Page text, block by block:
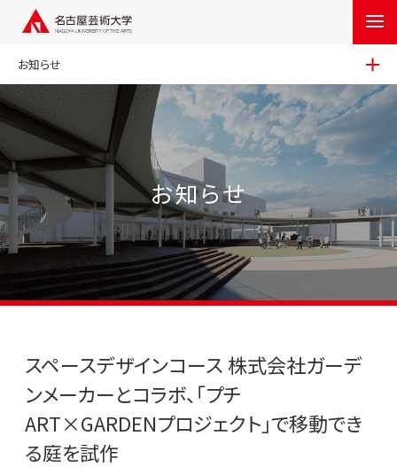
お知らせ
お知らせ
スペースデザインコース 株式会社ガーデ
ンメーカーとコラボ、「プチ
ART×GARDENプロジェクト」で移動でき
る庭を試作